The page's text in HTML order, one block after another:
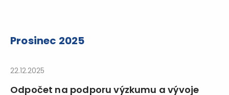
Prosinec 2025
22.12.2025
Odpočet na podporu výzkumu a vývoje